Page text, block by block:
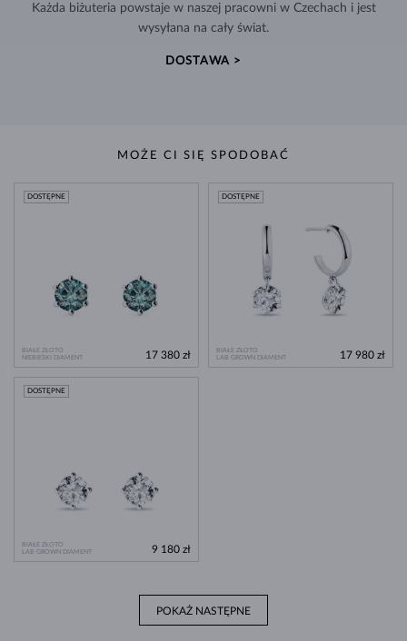
Każda biżuteria powstaje w naszej pracowni w Czechach i jest
wysyłana na cały świat.
DOSTAWA >
MOŻE CI SIĘ SPODOBAĆ
BIAŁE ZŁOTO
NIEBIESKI DIAMENT
DOSTĘPNE
17 380 zł
BIAŁE ZŁOTO
LAB GROWN DIAMENT
DOSTĘPNE
17 980 zł
BIAŁE ZŁOTO
LAB GROWN DIAMENT
DOSTĘPNE
9 180 zł
POKAŻ NASTĘPNE